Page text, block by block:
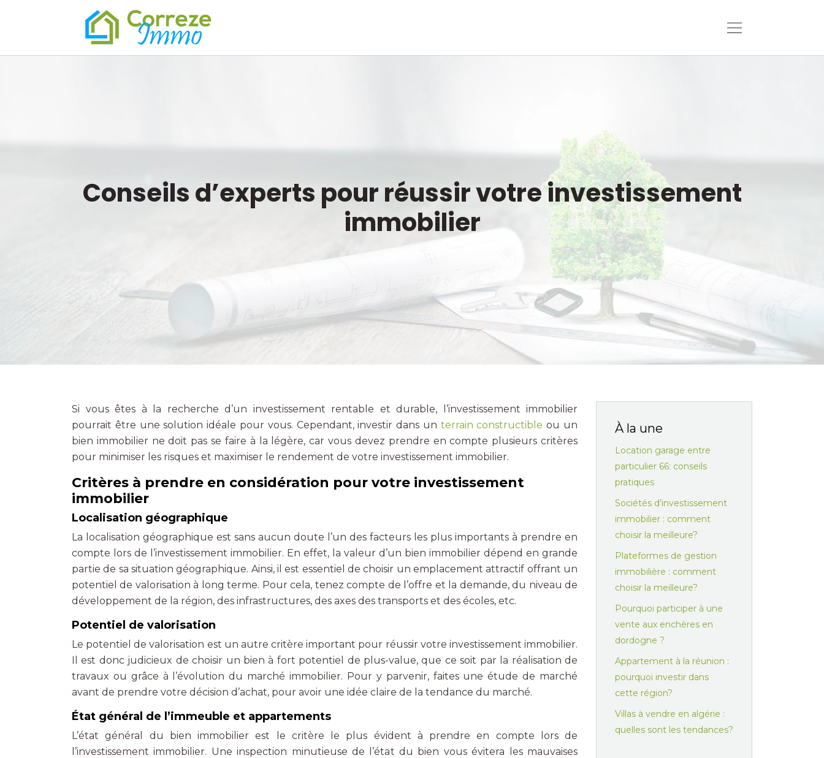
Conseils d’experts pour réussir votre investissement
immobilier
Si vous êtes à la recherche d’un investissement rentable et durable, l’investissement immobilier
pourrait être une solution idéale pour vous. Cependant, investir dans un terrain constructible ou un
bien immobilier ne doit pas se faire à la légère, car vous devez prendre en compte plusieurs critères
pour minimiser les risques et maximiser le rendement de votre investissement immobilier.
Critères à prendre en considération pour votre investissement
immobilier
Localisation géographique
La localisation géographique est sans aucun doute l’un des facteurs les plus importants à prendre en
compte lors de l’investissement immobilier. En effet, la valeur d’un bien immobilier dépend en grande
partie de sa situation géographique. Ainsi, il est essentiel de choisir un emplacement attractif offrant un
potentiel de valorisation à long terme. Pour cela, tenez compte de l’offre et la demande, du niveau de
développement de la région, des infrastructures, des axes des transports et des écoles, etc.
Potentiel de valorisation
Le potentiel de valorisation est un autre critère important pour réussir votre investissement immobilier.
Il est donc judicieux de choisir un bien à fort potentiel de plus-value, que ce soit par la réalisation de
travaux ou grâce à l’évolution du marché immobilier. Pour y parvenir, faites une étude de marché
avant de prendre votre décision d’achat, pour avoir une idée claire de la tendance du marché.
État général de l’immeuble et appartements
L’état général du bien immobilier est le critère le plus évident à prendre en compte lors de
l’investissement immobilier. Une inspection minutieuse de l’état du bien vous évitera les mauvaises
À la une
Location garage entre
particulier 66: conseils
pratiques
Sociétés d’investissement
immobilier : comment
choisir la meilleure?
Plateformes de gestion
immobilière : comment
choisir la meilleure?
Pourquoi participer à une
vente aux enchères en
dordogne ?
Appartement à la réunion :
pourquoi investir dans
cette région?
Villas à vendre en algérie :
quelles sont les tendances?